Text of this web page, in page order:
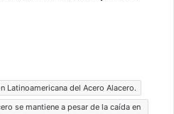
Latinoamericana del Acero Alacero.
se mantiene a pesar de la caída en